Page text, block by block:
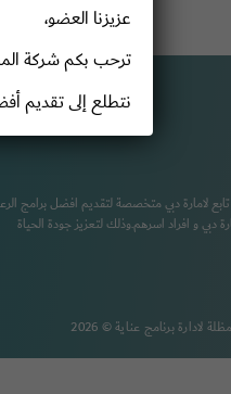
لامارة دبي متخصصة لتقديم افضل برامج
و افراد اسرهم.وذلك لتعزيز جودة الحياة
برنامج عناية © 2026
عزيزنا العضو،
ترحب بكم شركة
نتطلع إلى تقديم